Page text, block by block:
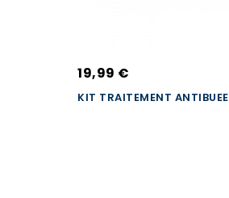
19,99 €
KIT TRAITEMENT ANTIBUEE